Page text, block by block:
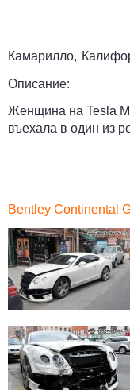
Камарилло,
Описание:
Женщина на Tesla
въехала в один из
Bentley Continental